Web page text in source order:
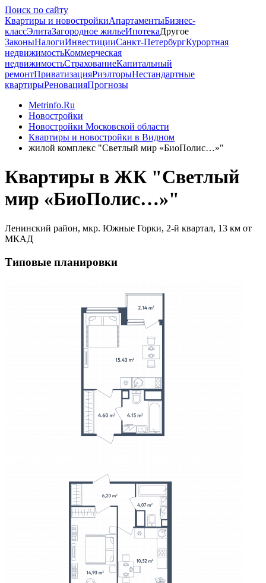
Поиск по сайту
Квартиры и новостройкиАпартаментыБизнес-
классЭлитаЗагородное жильеИпотекаДругое
ЗаконыНалогиИнвестицииСанкт-ПетербургКурортная
недвижимостьКоммерческая
недвижимостьСтрахованиеКапитальный
ремонтПриватизацияРиэлторыНестандартные
квартирыРеновацияПрогнозы
Metrinfo.Ru
Новостройки
Новостройки Московской области
Квартиры и новостройки в Видном
жилой комплекс "Светлый мир «БиоПолис…»"
Квартиры в ЖК "Светлый
мир «БиоПолис…»"
Ленинский район, мкр. Южные Горки, 2-й квартал, 13 км от
МКАД
Типовые планировки